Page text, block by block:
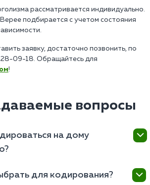
рассматривается индивидуально.
подбирается с учетом состояния
заявку, достаточно позвонить, по
09-18. Обращайтесь для
!
вопросы
на дому
врача. Самостоятельное
для кодирования?